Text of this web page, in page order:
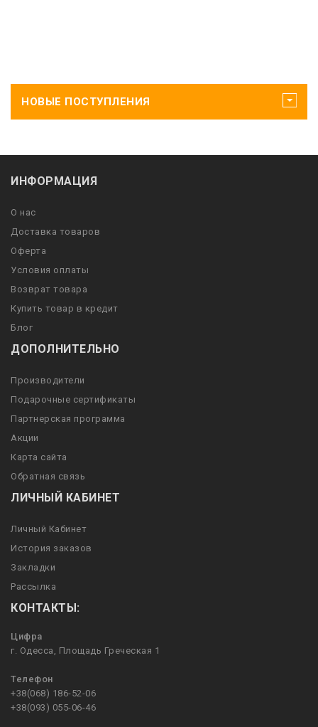
НОВЫЕ ПОСТУПЛЕНИЯ
ИНФОРМАЦИЯ
О нас
Доставка товаров
Оферта
Условия оплаты
Возврат товара
Купить товар в кредит
Блог
ДОПОЛНИТЕЛЬНО
Производители
Подарочные сертификаты
Партнерская программа
Акции
Карта сайта
Обратная связь
ЛИЧНЫЙ КАБИНЕТ
Личный Кабинет
История заказов
Закладки
Рассылка
КОНТАКТЫ:
Цифра
г. Одесса, Площадь Греческая 1
Телефон
+38(068) 186-52-06
+38(093) 055-06-46